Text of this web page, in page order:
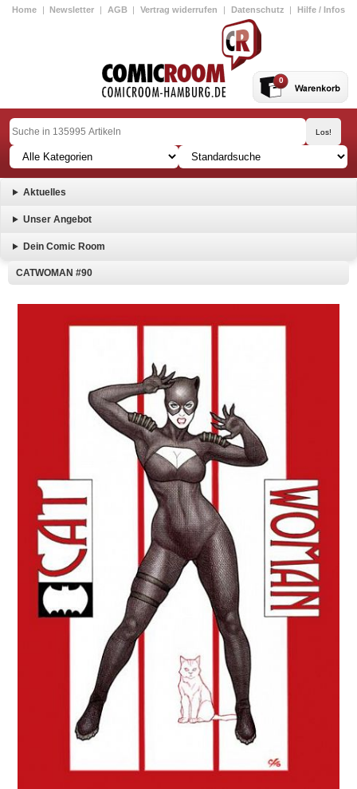
Home | Newsletter | AGB | Vertrag widerrufen | Datenschutz | Hilfe / Infos
0
Aktuelles
Unser Angebot
Dein Comic Room
CATWOMAN #90